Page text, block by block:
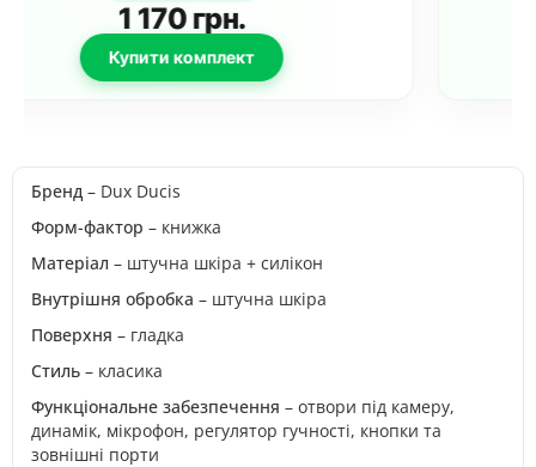
1 093
Купити комплект
Бренд – Dux Ducis
Форм-фактор – книжка
Матеріал – штучна шкіра + силікон
Внутрішня обробка – штучна шкіра
Поверхня – гладка
Стиль – класика
Функціональне забезпечення – отвори під камеру,
динамік, мікрофон, регулятор гучності, кнопки та
зовнішні порти